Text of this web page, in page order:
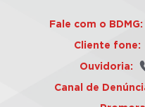
Fale com o BDMG:
Cliente fone:
Ouvidoria:
Canal de